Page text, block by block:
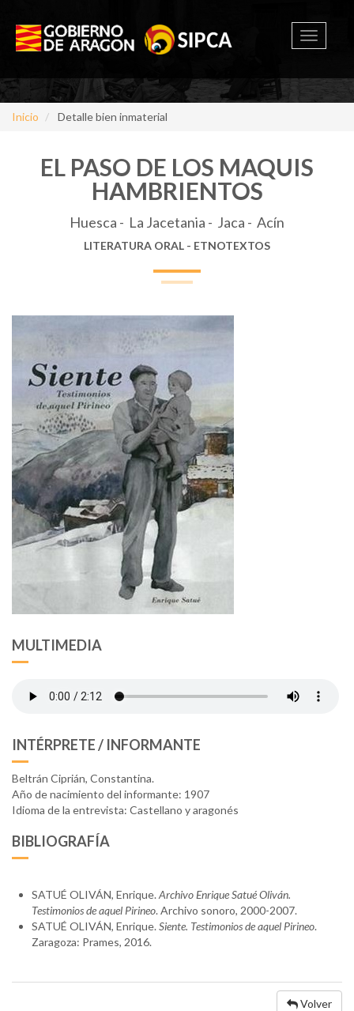
Toggle
Inicio Detalle bien inmaterial
EL PASO DE LOS MAQUIS
HAMBRIENTOS
Huesca - La Jacetania - Jaca - Acín
LITERATURA ORAL - ETNOTEXTOS
MULTIMEDIA
INTÉRPRETE / INFORMANTE
Beltrán Ciprián, Constantina.
Año de nacimiento del informante: 1907
Idioma de la entrevista: Castellano y aragonés
BIBLIOGRAFÍA
SATUÉ OLIVÁN, Enrique. Archivo Enrique Satué Oliván.
Testimonios de aquel Pirineo. Archivo sonoro, 2000-2007.
SATUÉ OLIVÁN, Enrique. Siente. Testimonios de aquel Pirineo.
Zaragoza: Prames, 2016.
Volver